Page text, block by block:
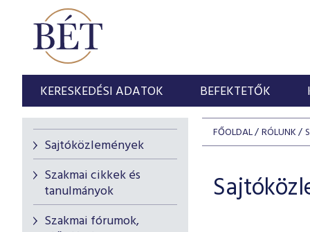
KERESKEDÉSI ADATOK BEFEKTETŐK
Sajtóközlemények
Szakmai cikkek és
tanulmányok
Szakmai fórumok,
FŐOLDAL RÓLUNK